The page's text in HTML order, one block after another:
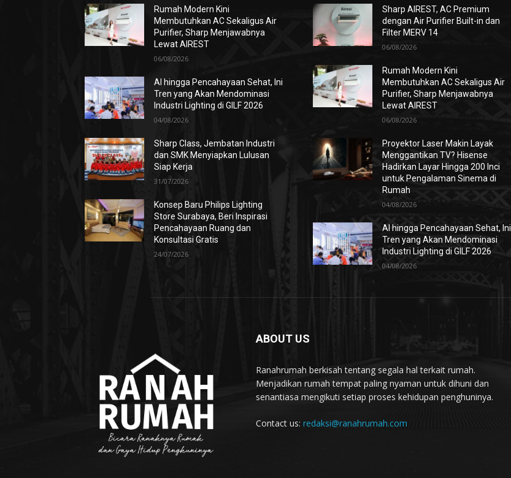
Rumah Modern Kini
Membutuhkan AC Sekaligus Air
Purifier, Sharp Menjawabnya
Lewat AIREST
06/08/2026
AI hingga Pencahayaan Sehat, Ini
Tren yang Akan Mendominasi
Industri Lighting di GILF 2026
04/08/2026
Sharp Class, Jembatan Industri
dan SMK Menyiapkan Lulusan
Siap Kerja
31/07/2026
Konsep Baru Philips Lighting
Store Surabaya, Beri Inspirasi
Pencahayaan Ruang dan
Konsultasi Gratis
24/07/2026
Sharp AIREST, AC Premium
dengan Air Purifier Built-in dan
Filter MERV 14
06/08/2026
Rumah Modern Kini
Membutuhkan AC Sekaligus Air
Purifier, Sharp Menjawabnya
Lewat AIREST
06/08/2026
Proyektor Laser Makin Layak
Menggantikan TV? Hisense
Hadirkan Layar Hingga 200 Inci
untuk Pengalaman Sinema di
Rumah
04/08/2026
AI hingga Pencahayaan Sehat, Ini
Tren yang Akan Mendominasi
Industri Lighting di GILF 2026
04/08/2026
ABOUT US
Ranahrumah berkisah tentang segala hal terkait rumah.
Menjadikan rumah tempat paling nyaman untuk dihuni dan
senantiasa mengikuti setiap proses kehidupan penghuninya.
Contact us: redaksi@ranahrumah.com